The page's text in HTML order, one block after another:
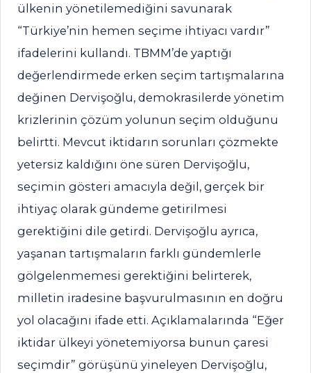
ülkenin yönetilemediğini savunarak
“Türkiye’nin hemen seçime ihtiyacı vardır”
ifadelerini kullandı. TBMM’de yaptığı
değerlendirmede erken seçim tartışmalarına
değinen Dervişoğlu, demokrasilerde yönetim
krizlerinin çözüm yolunun seçim olduğunu
belirtti. Mevcut iktidarın sorunları çözmekte
yetersiz kaldığını öne süren Dervişoğlu,
seçimin gösteri amacıyla değil, gerçek bir
ihtiyaç olarak gündeme getirilmesi
gerektiğini dile getirdi. Dervişoğlu ayrıca,
yaşanan tartışmaların farklı gündemlerle
gölgelenmemesi gerektiğini belirterek,
milletin iradesine başvurulmasının en doğru
yol olacağını ifade etti. Açıklamalarında “Eğer
iktidar ülkeyi yönetemiyorsa bunun çaresi
seçimdir” görüşünü yineleyen Dervişoğlu,